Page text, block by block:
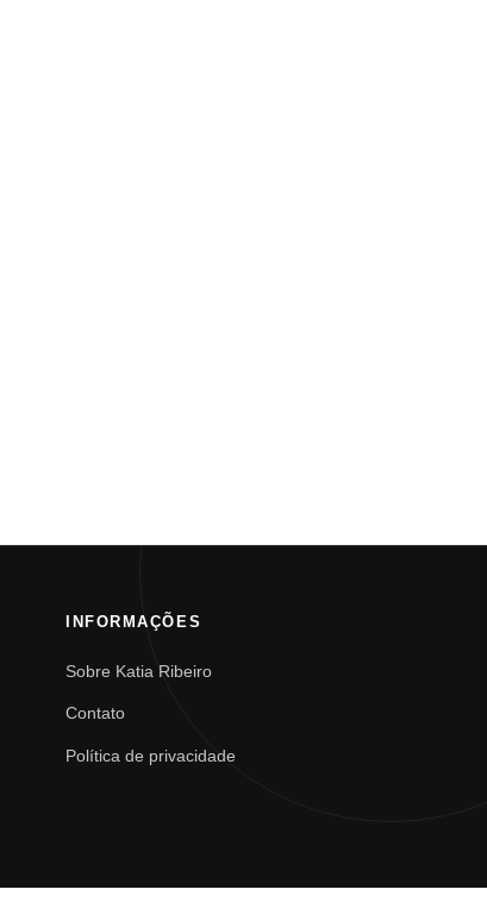
INFORMAÇÕES
Sobre Katia Ribeiro
Contato
Política de privacidade